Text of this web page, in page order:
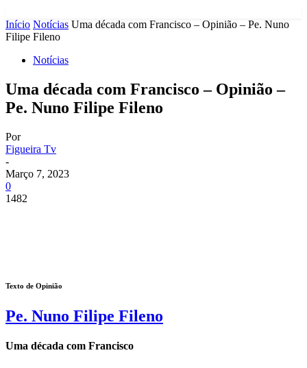
Início Notícias Uma década com Francisco – Opinião – Pe. Nuno
Filipe Fileno
Notícias
Uma década com Francisco – Opinião –
Pe. Nuno Filipe Fileno
Por
Figueira Tv
-
Março 7, 2023
0
1482
Texto de Opinião
Pe. Nuno Filipe Fileno
Uma década com Francisco